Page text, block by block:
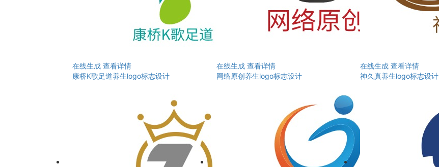
在线生成 查看详情
康桥K歌足道养生logo标志设计
在线生成 查看详情
网络原创养生logo标志设计
在线生成 查看详情
神久真养生logo标志设计